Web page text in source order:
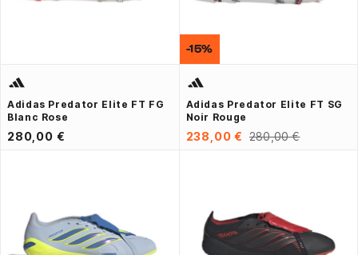
Adidas Predator Elite FT FG
Blanc Rose
280,00 €
Adidas Predator Elite FT SG
Noir Rouge
238,00 € 280,00 €
-15%